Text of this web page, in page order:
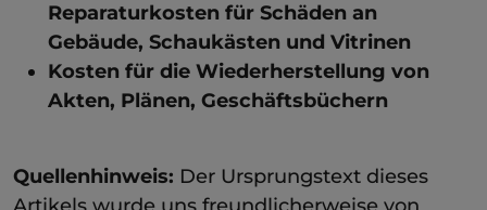
Reparaturkosten für Schäden an
Gebäude, Schaukästen und Vitrinen
Kosten für die Wiederherstellung von
Akten, Plänen, Geschäftsbüchern
Quellenhinweis: Der Ursprungstext dieses